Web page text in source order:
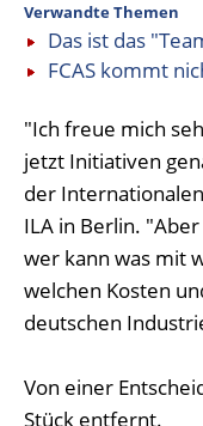
Verwandte Themen
Das ist das
FCAS kommt
"Ich freue mich
jetzt Initiativen
der
ILA in Berlin.
wer kann was mit
welchen Kosten
deutschen
Von einer
Stück entfernt.